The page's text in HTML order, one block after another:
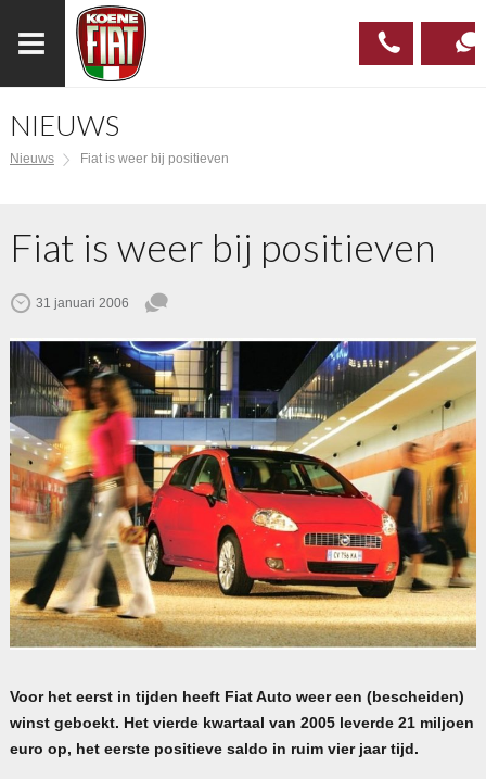
NIEUWS
Nieuws Fiat is weer bij positieven
Fiat is weer bij positieven
31 januari 2006
Voor het eerst in tijden heeft Fiat Auto weer een (bescheiden)
winst geboekt. Het vierde kwartaal van 2005 leverde 21 miljoen
euro op, het eerste positieve saldo in ruim vier jaar tijd.